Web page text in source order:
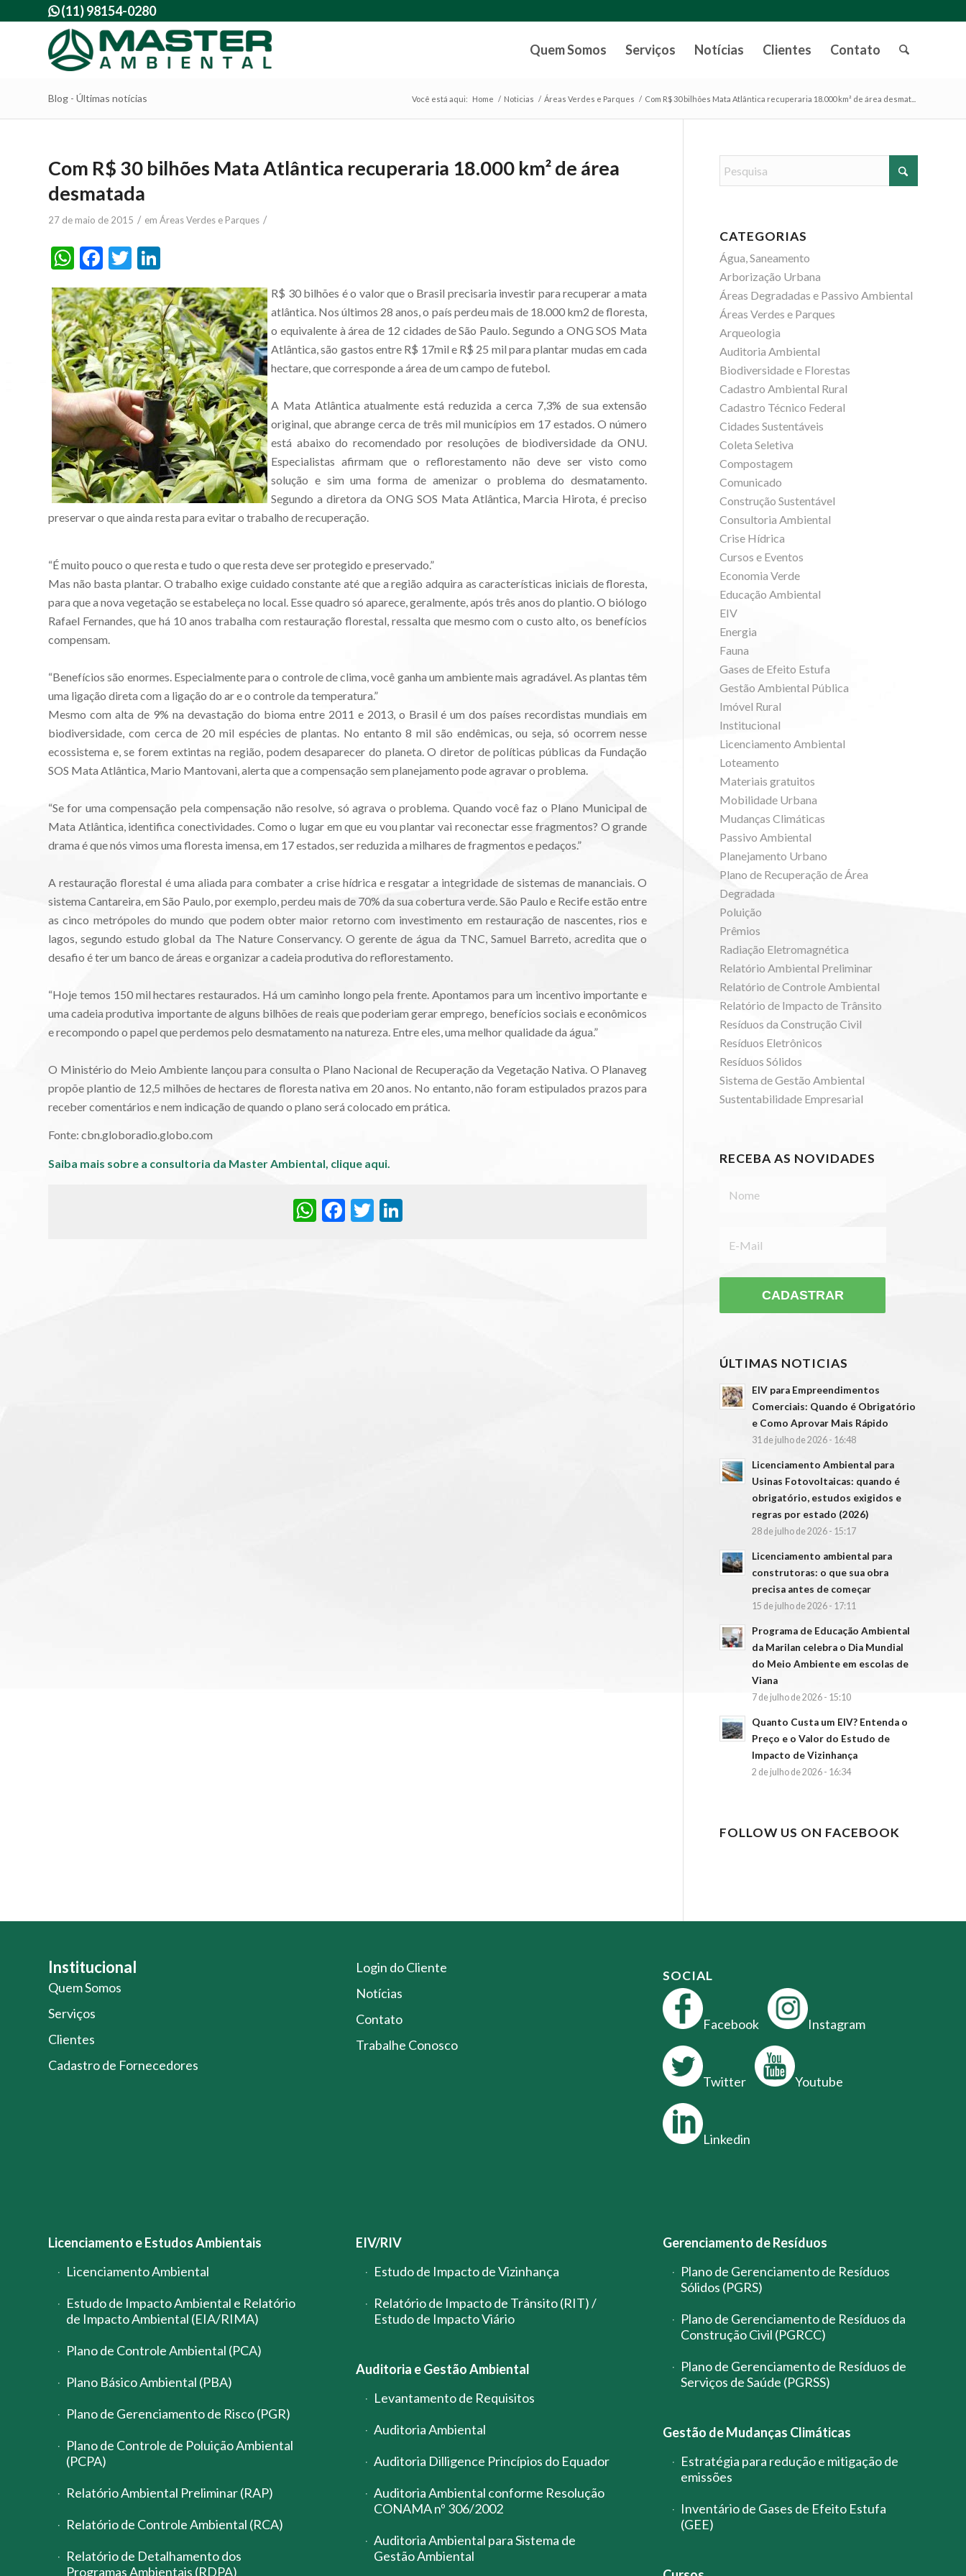
(11) 98154-0280
Quem Somos Serviços Notícias Clientes Contato
Blog - Últimas notícias Você está aqui: Home / Noticias / Áreas Verdes e Parques / Com R$ 30 bilhões Mata Atlântica recuperaria 18.000 km² de área desmat...
Com R$ 30 bilhões Mata Atlântica recuperaria 18.000 km² de área
desmatada
27 de maio de 2015 / em Áreas Verdes e Parques /
WhatsApp
Facebook
Twitter
R$ 30 bilhões é o valor que o Brasil precisaria investir para recuperar a mata
atlântica. Nos últimos 28 anos, o país perdeu mais de 18.000 km2 de floresta,
o equivalente à área de 12 cidades de São Paulo. Segundo a ONG SOS Mata
Atlântica, são gastos entre R$ 17mil e R$ 25 mil para plantar mudas em cada
hectare, que corresponde a área de um campo de futebol.
A Mata Atlântica atualmente está reduzida a cerca 7,3% de sua extensão
original, que abrange cerca de três mil municípios em 17 estados. O número
está abaixo do recomendado por resoluções de biodiversidade da ONU.
Especialistas afirmam que o reflorestamento não deve ser visto como
solução e sim uma forma de amenizar o problema do desmatamento.
Segundo a diretora da ONG SOS Mata Atlântica, Marcia Hirota, é preciso
preservar o que ainda resta para evitar o trabalho de recuperação.
“É muito pouco o que resta e tudo o que resta deve ser protegido e preservado.”
Mas não basta plantar. O trabalho exige cuidado constante até que a região adquira as características iniciais de floresta,
para que a nova vegetação se estabeleça no local. Esse quadro só aparece, geralmente, após três anos do plantio. O biólogo
Rafael Fernandes, que há 10 anos trabalha com restauração florestal, ressalta que mesmo com o custo alto, os benefícios
compensam.
“Benefícios são enormes. Especialmente para o controle de clima, você ganha um ambiente mais agradável. As plantas têm
uma ligação direta com a ligação do ar e o controle da temperatura.”
Mesmo com alta de 9% na devastação do bioma entre 2011 e 2013, o Brasil é um dos países recordistas mundiais em
biodiversidade, com cerca de 20 mil espécies de plantas. No entanto 8 mil são endêmicas, ou seja, só ocorrem nesse
ecossistema e, se forem extintas na região, podem desaparecer do planeta. O diretor de políticas públicas da Fundação
SOS Mata Atlântica, Mario Mantovani, alerta que a compensação sem planejamento pode agravar o problema.
“Se for uma compensação pela compensação não resolve, só agrava o problema. Quando você faz o Plano Municipal de
Mata Atlântica, identifica conectividades. Como o lugar em que eu vou plantar vai reconectar esse fragmentos? O grande
drama é que nós vimos uma floresta imensa, em 17 estados, ser reduzida a milhares de fragmentos e pedaços.”
A restauração florestal é uma aliada para combater a crise hídrica e resgatar a integridade de sistemas de mananciais. O
sistema Cantareira, em São Paulo, por exemplo, perdeu mais de 70% da sua cobertura verde. São Paulo e Recife estão entre
as cinco metrópoles do mundo que podem obter maior retorno com investimento em restauração de nascentes, rios e
lagos, segundo estudo global da The Nature Conservancy. O gerente de água da TNC, Samuel Barreto, acredita que o
desafio é ter um banco de áreas e organizar a cadeia produtiva do reflorestamento.
“Hoje temos 150 mil hectares restaurados. Há um caminho longo pela frente. Apontamos para um incentivo importante e
uma cadeia produtiva importante de alguns bilhões de reais que poderiam gerar emprego, benefícios sociais e econômicos
e recompondo o papel que perdemos pelo desmatamento na natureza. Entre eles, uma melhor qualidade da água.”
O Ministério do Meio Ambiente lançou para consulta o Plano Nacional de Recuperação da Vegetação Nativa. O Planaveg
propõe plantio de 12,5 milhões de hectares de floresta nativa em 20 anos. No entanto, não foram estipulados prazos para
receber comentários e nem indicação de quando o plano será colocado em prática.
Fonte: cbn.globoradio.globo.com
Saiba mais sobre a consultoria da Master Ambiental, clique aqui.
WhatsApp
Facebook
Twitter
LinkedIn
CATEGORIAS
Água, Saneamento
Arborização Urbana
Áreas Degradadas e Passivo Ambiental
Áreas Verdes e Parques
Arqueologia
Auditoria Ambiental
Biodiversidade e Florestas
Cadastro Ambiental Rural
Cadastro Técnico Federal
Cidades Sustentáveis
Coleta Seletiva
Compostagem
Comunicado
Construção Sustentável
Consultoria Ambiental
Crise Hídrica
Cursos e Eventos
Economia Verde
Educação Ambiental
EIV
Energia
Fauna
Gases de Efeito Estufa
Gestão Ambiental Pública
Imóvel Rural
Institucional
Licenciamento Ambiental
Loteamento
Materiais gratuitos
Mobilidade Urbana
Mudanças Climáticas
Passivo Ambiental
Planejamento Urbano
Plano de Recuperação de Área
Degradada
Poluição
Prêmios
Radiação Eletromagnética
Relatório Ambiental Preliminar
Relatório de Controle Ambiental
Relatório de Impacto de Trânsito
Resíduos da Construção Civil
Resíduos Eletrônicos
Resíduos Sólidos
Sistema de Gestão Ambiental
Sustentabilidade Empresarial
RECEBA AS NOVIDADES
ÚLTIMAS NOTICIAS
EIV para Empreendimentos
Comerciais: Quando é Obrigatório
e Como Aprovar Mais Rápido
31 de julho de 2026 - 16:48
Licenciamento Ambiental para
Usinas Fotovoltaicas: quando é
obrigatório, estudos exigidos e
regras por estado (2026)
28 de julho de 2026 - 15:17
Licenciamento ambiental para
construtoras: o que sua obra
precisa antes de começar
15 de julho de 2026 - 17:11
Programa de Educação Ambiental
da Marilan celebra o Dia Mundial
do Meio Ambiente em escolas de
Viana
7 de julho de 2026 - 15:10
Quanto Custa um EIV? Entenda o
Preço e o Valor do Estudo de
Impacto de Vizinhança
2 de julho de 2026 - 16:34
FOLLOW US ON FACEBOOK
Institucional
Quem Somos
Serviços
Clientes
Cadastro de Fornecedores
Login do Cliente
Notícias
Contato
Trabalhe Conosco
SOCIAL
Facebook Instagram
Twitter Youtube
Linkedin
Licenciamento e Estudos Ambientais
Licenciamento Ambiental
Estudo de Impacto Ambiental e Relatório
de Impacto Ambiental (EIA/RIMA)
Plano de Controle Ambiental (PCA)
Plano Básico Ambiental (PBA)
Plano de Gerenciamento de Risco (PGR)
Plano de Controle de Poluição Ambiental
(PCPA)
Relatório Ambiental Preliminar (RAP)
Relatório de Controle Ambiental (RCA)
Relatório de Detalhamento dos
Programas Ambientais (RDPA)
EIV/RIV
Estudo de Impacto de Vizinhança
Relatório de Impacto de Trânsito (RIT) /
Estudo de Impacto Viário
Auditoria e Gestão Ambiental
Levantamento de Requisitos
Auditoria Ambiental
Auditoria Dilligence Princípios do Equador
Auditoria Ambiental conforme Resolução
CONAMA nº 306/2002
Auditoria Ambiental para Sistema de
Gestão Ambiental
Gerenciamento de Resíduos
Plano de Gerenciamento de Resíduos
Sólidos (PGRS)
Plano de Gerenciamento de Resíduos da
Construção Civil (PGRCC)
Plano de Gerenciamento de Resíduos de
Serviços de Saúde (PGRSS)
Gestão de Mudanças Climáticas
Estratégia para redução e mitigação de
emissões
Inventário de Gases de Efeito Estufa
(GEE)